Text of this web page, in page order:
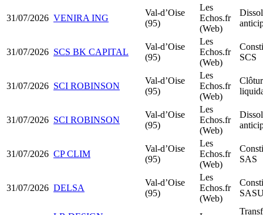
31/07/2026 VENIRA ING
Val-d’Oise
(95)
Les
Echos.fr
(Web)
31/07/2026 SCS BK CAPITAL
Val-d’Oise
(95)
Les
Echos.fr
(Web)
SCS
31/07/2026 SCI ROBINSON
Val-d’Oise
(95)
Les
Echos.fr
(Web)
31/07/2026 SCI ROBINSON
Val-d’Oise
(95)
Les
Echos.fr
(Web)
31/07/2026 CP CLIM
Val-d’Oise
(95)
Les
Echos.fr
(Web)
SAS
31/07/2026 DELSA
Val-d’Oise
(95)
Les
Echos.fr
(Web)